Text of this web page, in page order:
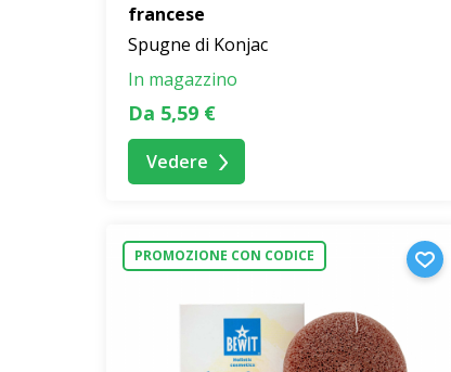
francese
Spugne di Konjac
In magazzino
Da 5,59 €
Vedere
PROMOZIONE CON CODICE